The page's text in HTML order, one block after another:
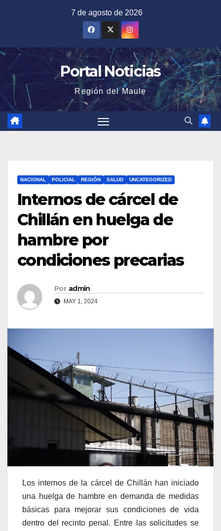
7 de agosto de 2026
Portal Noticias
Región del Maule
NACIONAL POLICIAL REGIÓN SALUD UNCATEGORIZED
Internos de cárcel de
Chillán en huelga de
hambre por
condiciones precarias
Por admin
MAY 1, 2024
Los internos de la cárcel de Chillán han iniciado
una huelga de hambre en demanda de medidas
básicas para mejorar sus condiciones de vida
dentro del recinto penal. Entre las solicitudes se